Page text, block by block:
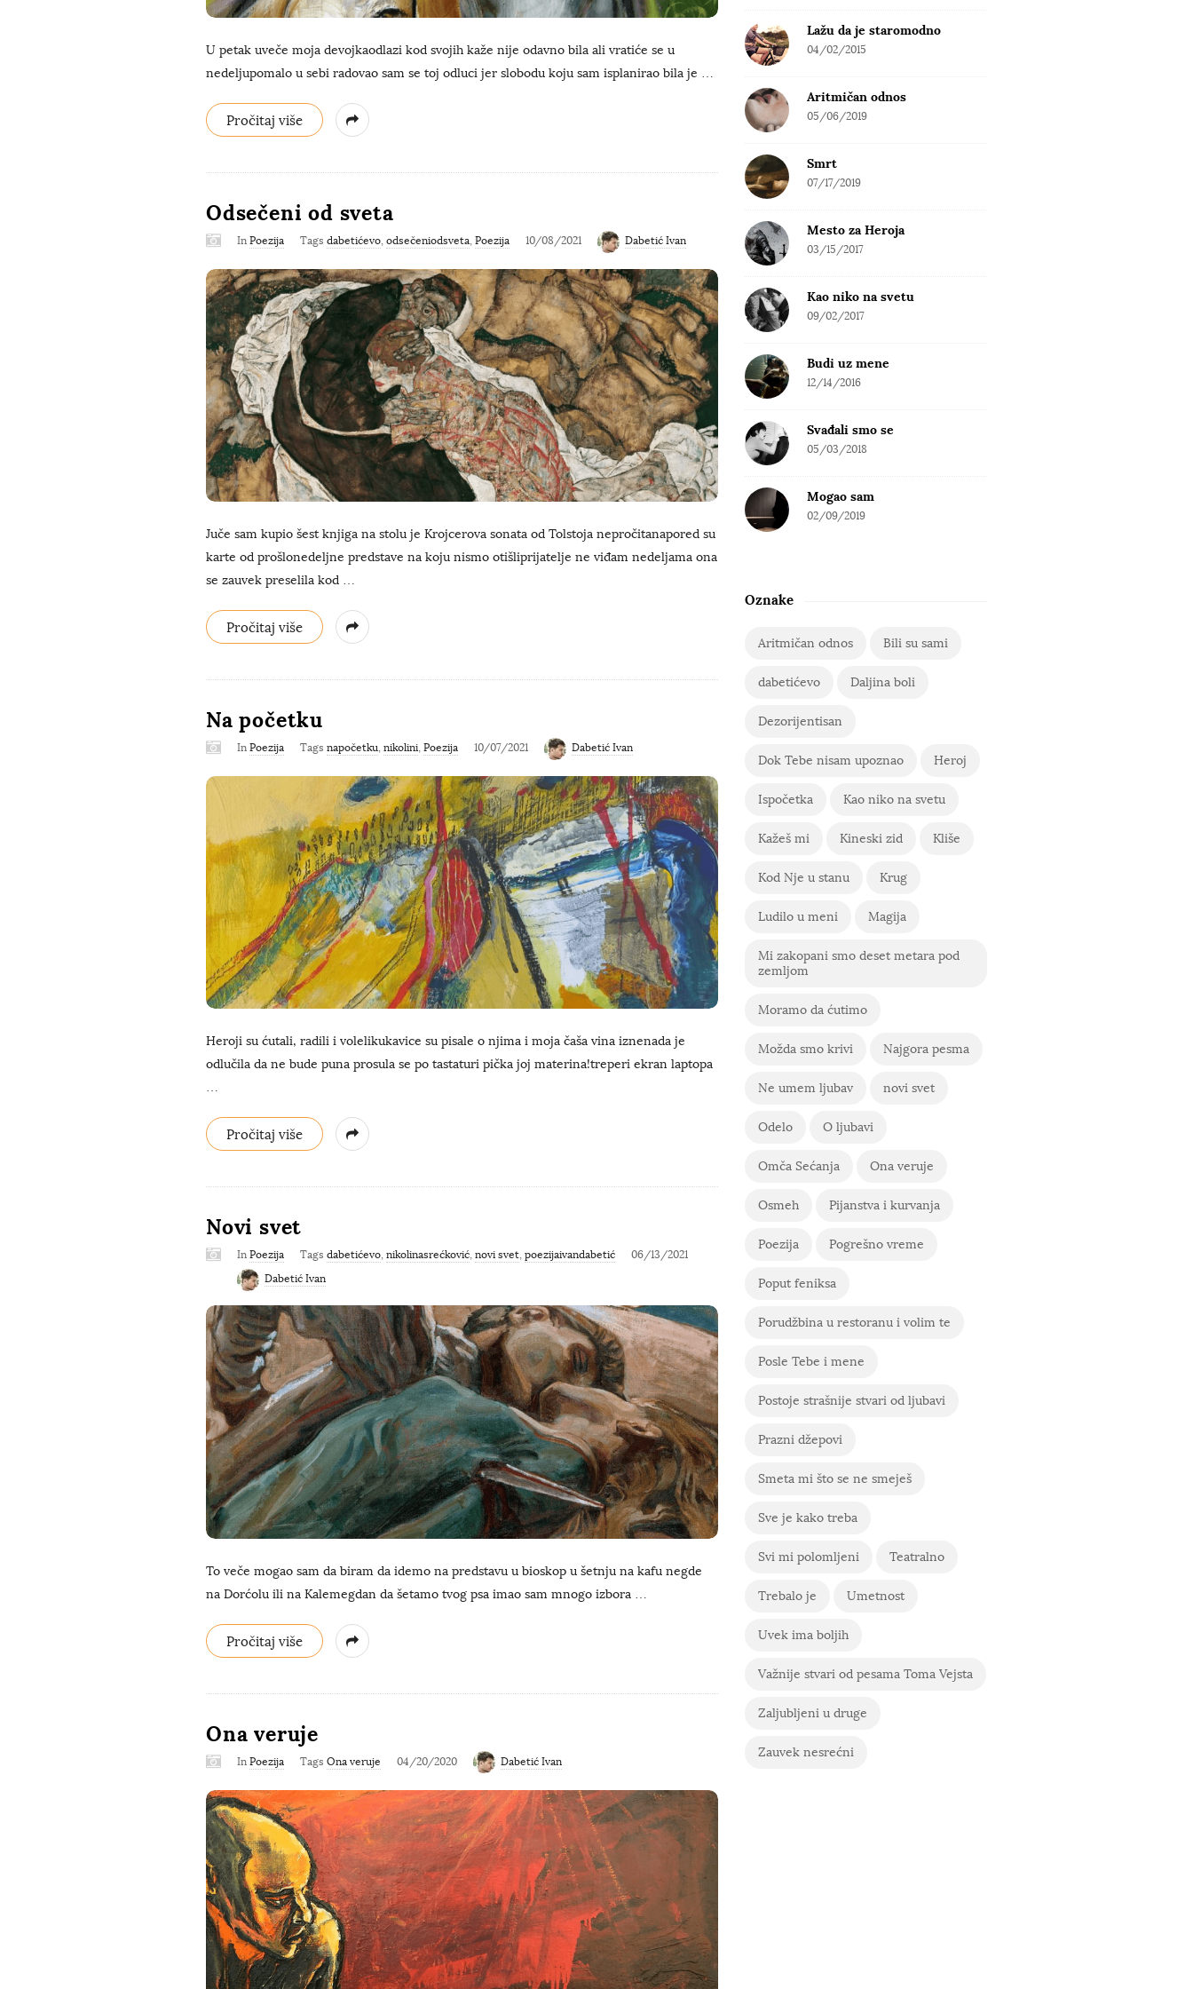
U petak uveče moja devojkaodlazi kod svojih kaže nije odavno bila ali vratiće se u
nedeljupomalo u sebi radovao sam se toj odluci jer slobodu koju sam isplanirao bila je …
Pročitaj više
Odsečeni od sveta
In Poezija Tags dabetićevo, odsečeniodsveta, Poezija 10/08/2021 Dabetić Ivan
Juče sam kupio šest knjiga na stolu je Krojcerova sonata od Tolstoja nepročitanapored su
karte od prošlonedeljne predstave na koju nismo otišliprijatelje ne viđam nedeljama ona
se zauvek preselila kod …
Pročitaj više
Na početku
In Poezija Tags napočetku, nikolini, Poezija 10/07/2021 Dabetić Ivan
Heroji su ćutali, radili i volelikukavice su pisale o njima i moja čaša vina iznenada je
odlučila da ne bude puna prosula se po tastaturi pička joj materina!treperi ekran laptopa
…
Pročitaj više
Novi svet
In Poezija Tags dabetićevo, nikolinasrećković, novi svet, poezijaivandabetić
06/13/2021
Dabetić Ivan
To veče mogao sam da biram da idemo na predstavu u bioskop u šetnju na kafu negde
na Dorćolu ili na Kalemegdan da šetamo tvog psa imao sam mnogo izbora …
Pročitaj više
Ona veruje
In Poezija Tags Ona veruje 04/20/2020 Dabetić Ivan
r
Lažu da je staromodno
04/02/2015
Aritmičan odnos
05/06/2019
Smrt
07/17/2019
Mesto za Heroja
03/15/2017
Kao niko na svetu
09/02/2017
Budi uz mene
12/14/2016
Svađali smo se
05/03/2018
Mogao sam
02/09/2019
Oznake
Aritmičan odnos Bili su sami
dabetićevo Daljina boli
Dezorijentisan
Dok Tebe nisam upoznao Heroj
Ispočetka Kao niko na svetu
Kažeš mi Kineski zid Kliše
Kod Nje u stanu Krug
Ludilo u meni Magija
Mi zakopani smo deset metara pod
zemljom
Moramo da ćutimo
Možda smo krivi Najgora pesma
Ne umem ljubav novi svet
Odelo O ljubavi
Omča Sećanja Ona veruje
Osmeh Pijanstva i kurvanja
Poezija Pogrešno vreme
Poput feniksa
Porudžbina u restoranu i volim te
Posle Tebe i mene
Postoje strašnije stvari od ljubavi
Prazni džepovi
Smeta mi što se ne smeješ
Sve je kako treba
Svi mi polomljeni Teatralno
Trebalo je Umetnost
Uvek ima boljih
Važnije stvari od pesama Toma Vejsta
Zaljubljeni u druge
Zauvek nesrećni